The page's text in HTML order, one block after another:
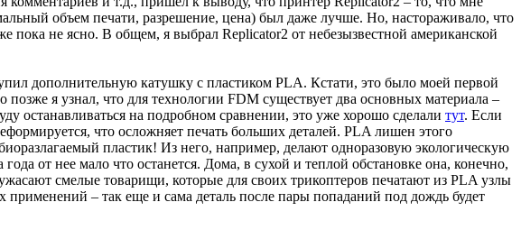
объем печати, разрешение, цена) был даже лучше. Но, настораживало, что
пока не ясно. В общем, я выбрал Replicator2 от небезызвестной американской
дополнительную катушку с пластиком PLA. Кстати, это было моей первой
я узнал, что для технологии FDM существует два основных материала –
останавливаться на подробном сравнении, это уже хорошо сделали тут. Если
что осложняет печать больших деталей. PLA лишен этого
пластик! Из него, например, делают одноразовую экологическую
от нее мало что останется. Дома, в сухой и теплой обстановке она, конечно,
смелые товарищи, которые для своих трикоптеров печатают из PLA узлы
применений – так еще и сама деталь после пары попаданий под дождь будет